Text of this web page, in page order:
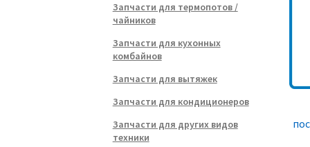
Запчасти для термопотов /
чайников
Запчасти для кухонных
комбайнов
Запчасти для вытяжек
Запчасти для кондиционеров
Запчасти для других видов
техники